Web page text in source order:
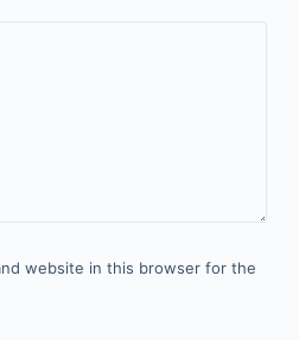
website in this browser for the